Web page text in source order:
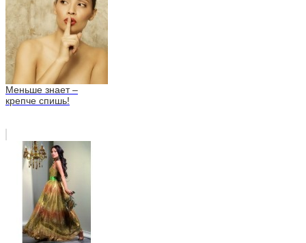
Меньше знает –
крепче спишь!